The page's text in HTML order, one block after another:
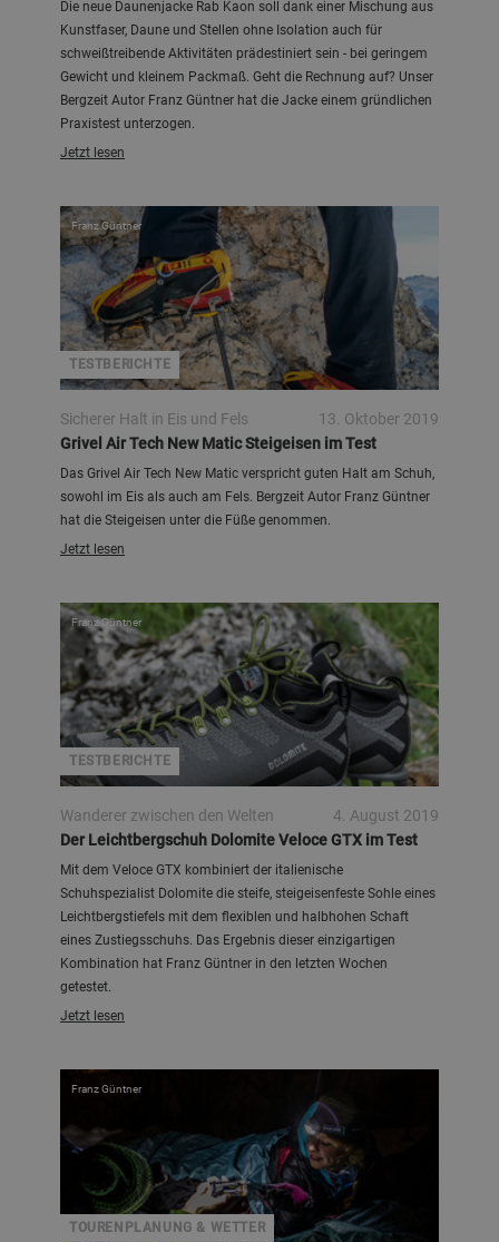
Die neue Daunenjacke Rab Kaon soll dank einer Mischung aus
Kunstfaser, Daune und Stellen ohne Isolation auch für
schweißtreibende Aktivitäten prädestiniert sein - bei geringem
Gewicht und kleinem Packmaß. Geht die Rechnung auf? Unser
Bergzeit Autor Franz Güntner hat die Jacke einem gründlichen
Praxistest unterzogen.
Jetzt lesen
TESTBERICHTE
Franz Güntner
Sicherer Halt in Eis und Fels
13. Oktober 2019
Grivel Air Tech New Matic Steigeisen im Test
Das Grivel Air Tech New Matic verspricht guten Halt am Schuh,
sowohl im Eis als auch am Fels. Bergzeit Autor Franz Güntner
hat die Steigeisen unter die Füße genommen.
Jetzt lesen
TESTBERICHTE
Franz Güntner
Wanderer zwischen den Welten
4. August 2019
Der Leichtbergschuh Dolomite Veloce GTX im Test
Mit dem Veloce GTX kombiniert der italienische
Schuhspezialist Dolomite die steife, steigeisenfeste Sohle eines
Leichtbergstiefels mit dem flexiblen und halbhohen Schaft
eines Zustiegsschuhs. Das Ergebnis dieser einzigartigen
Kombination hat Franz Güntner in den letzten Wochen
getestet.
Jetzt lesen
TOURENPLANUNG & WETTER
Franz Güntner